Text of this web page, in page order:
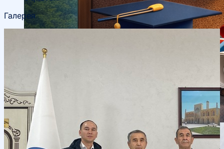
Ilmiy konferensiyalar
Talabalar ilmiy jamiyati
E'lonlar
Галерея